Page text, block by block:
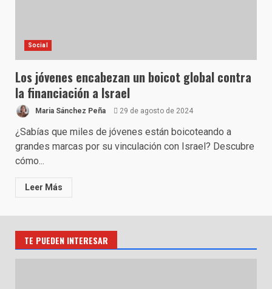
Social
Los jóvenes encabezan un boicot global contra
la financiación a Israel
Maria Sánchez Peña 29 de agosto de 2024
¿Sabías que miles de jóvenes están boicoteando a
grandes marcas por su vinculación con Israel? Descubre
cómo...
Leer Más
TE PUEDEN INTERESAR